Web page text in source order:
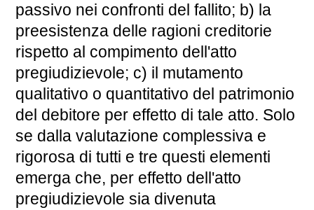
passivo nei confronti del fallito; b) la
preesistenza delle ragioni creditorie
rispetto al compimento dell'atto
pregiudizievole; c) il mutamento
qualitativo o quantitativo del patrimonio
del debitore per effetto di tale atto. Solo
se dalla valutazione complessiva e
rigorosa di tutti e tre questi elementi
emerga che, per effetto dell'atto
pregiudizievole sia divenuta